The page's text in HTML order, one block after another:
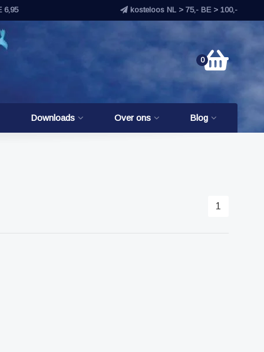
6,95 kosteloos NL > 75,- BE > 100,-
0
Downloads Over ons Blog
1